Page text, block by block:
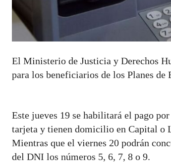
El Ministerio de Justicia y Derechos
para los beneficiarios de los Planes
Este jueves 19 se habilitará el pago
tarjeta y tienen domicilio en Capital o
Mientras que el viernes 20 podrán
del DNI los números 5, 6, 7, 8 o 9.